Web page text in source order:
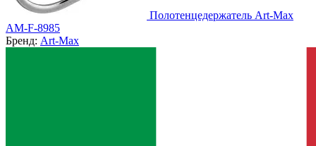
Полотенцедержатель Art-Max
AM-F-8985
Бренд: Art-Max